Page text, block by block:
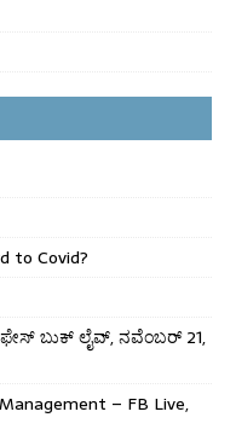
to Covid?
ಬುಕ್ ಲೈವ್, ನವೆಂಬರ್ 21,
– FB Live,